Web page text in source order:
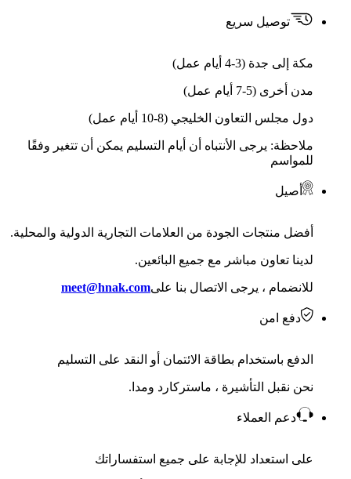
توصيل سريع
مكة إلى جدة (3-4 أيام عمل)
مدن أخرى (5-7 أيام عمل)
دول مجلس التعاون الخليجي (8-10 أيام عمل)
ملاحظة: يرجى الأنتباه أن أيام التسليم يمكن أن تتغير وفقًا
للمواسم
أصيل
أفضل منتجات الجودة من العلامات التجارية الدولية والمحلية.
لدينا تعاون مباشر مع جميع البائعين.
للانضمام ، يرجى الاتصال بنا علىmeet@hnak.com
دفع امن
الدفع باستخدام بطاقة الائتمان أو النقد على التسليم
نحن نقبل التأشيرة ، ماستركارد ومدا.
دعم العملاء
على استعداد للإجابة على جميع استفساراتك